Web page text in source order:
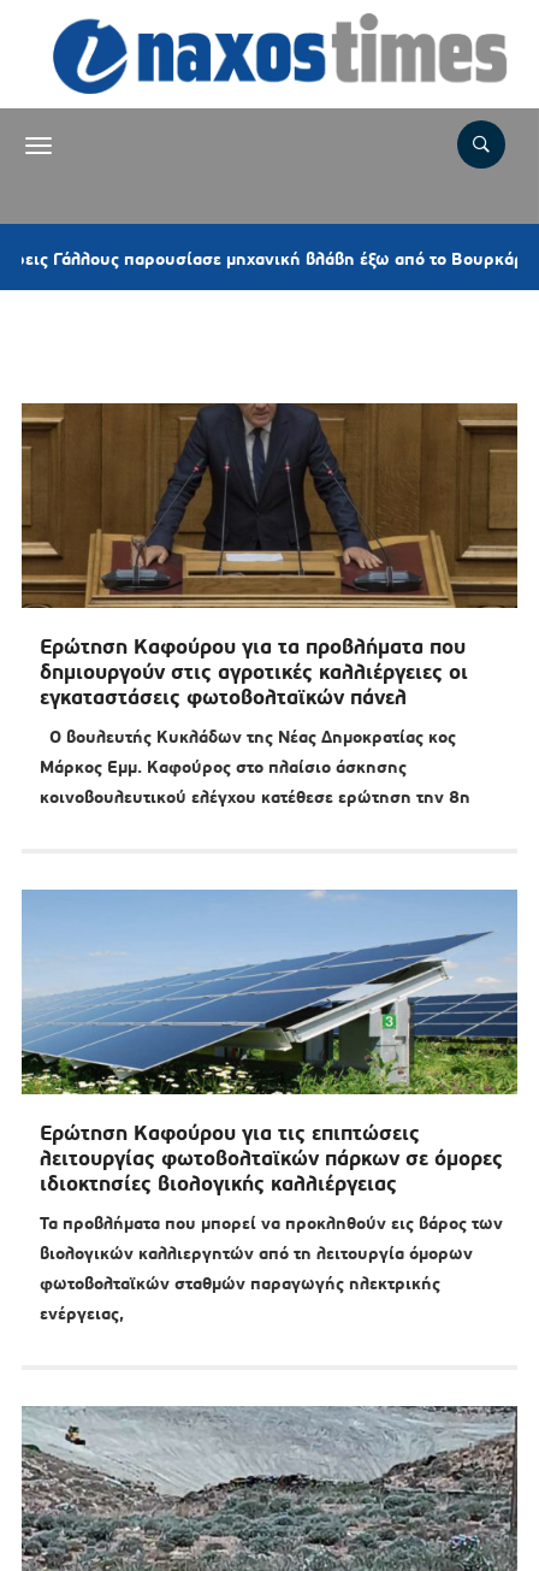
παρουσίασε μηχανική βλάβη έξω από το Βουρκάρι
Ερώτηση Καφούρου για τα προβλήματα που
δημιουργούν στις αγροτικές καλλιέργειες οι
εγκαταστάσεις φωτοβολταϊκών πάνελ
O βουλευτής Κυκλάδων της Νέας Δημοκρατίας κος
Μάρκος Εμμ. Καφούρος στο πλαίσιο άσκησης
κοινοβουλευτικού ελέγχου κατέθεσε ερώτηση την 8η
Ερώτηση Καφούρου για τις επιπτώσεις
λειτουργίας φωτοβολταϊκών πάρκων σε όμορες
ιδιοκτησίες βιολογικής καλλιέργειας
Τα προβλήματα που μπορεί να προκληθούν εις βάρος των
βιολογικών καλλιεργητών από τη λειτουργία όμορων
φωτοβολταϊκών σταθμών παραγωγής ηλεκτρικής
ενέργειας,